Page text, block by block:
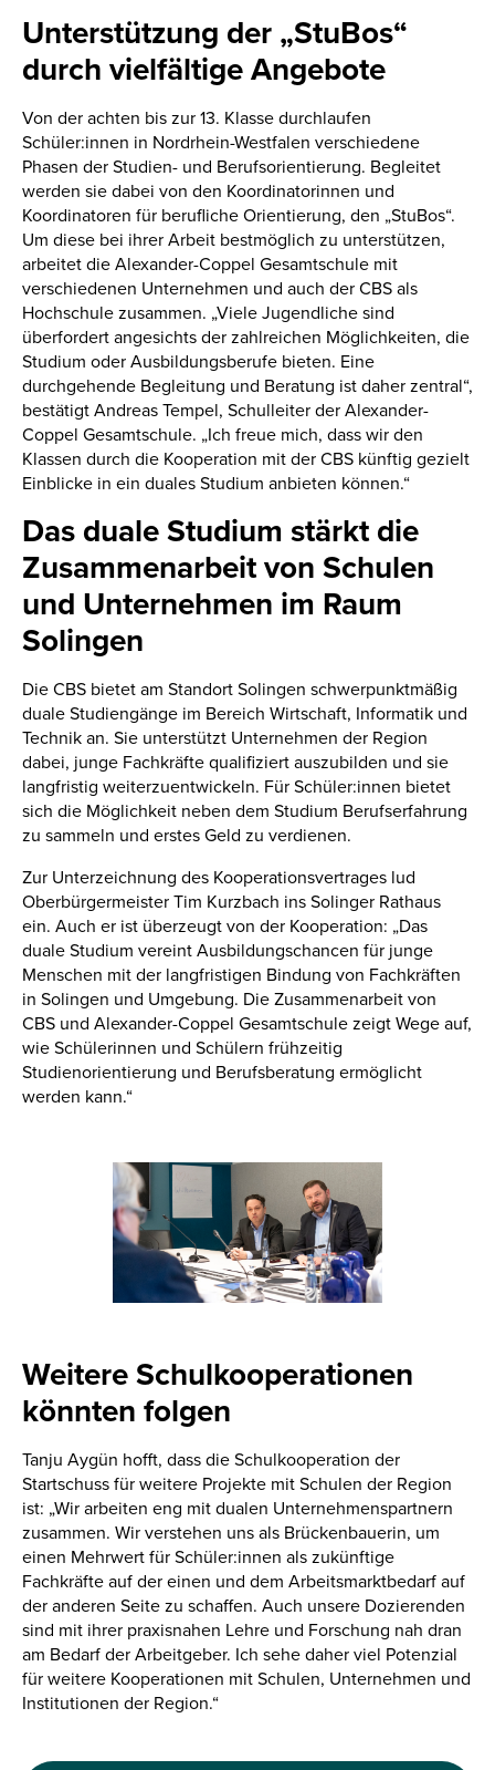
Unterstützung der „StuBos“
durch vielfältige Angebote
Von der achten bis zur 13. Klasse durchlaufen
Schüler:innen in Nordrhein-Westfalen verschiedene
Phasen der Studien- und Berufsorientierung. Begleitet
werden sie dabei von den Koordinatorinnen und
Koordinatoren für berufliche Orientierung, den „StuBos“.
Um diese bei ihrer Arbeit bestmöglich zu unterstützen,
arbeitet die Alexander-Coppel Gesamtschule mit
verschiedenen Unternehmen und auch der CBS als
Hochschule zusammen. „Viele Jugendliche sind
überfordert angesichts der zahlreichen Möglichkeiten, die
Studium oder Ausbildungsberufe bieten. Eine
durchgehende Begleitung und Beratung ist daher zentral“,
bestätigt Andreas Tempel, Schulleiter der Alexander-
Coppel Gesamtschule. „Ich freue mich, dass wir den
Klassen durch die Kooperation mit der CBS künftig gezielt
Einblicke in ein duales Studium anbieten können.“
Das duale Studium stärkt die
Zusammenarbeit von Schulen
und Unternehmen im Raum
Solingen
Die CBS bietet am Standort Solingen schwerpunktmäßig
duale Studiengänge im Bereich Wirtschaft, Informatik und
Technik an. Sie unterstützt Unternehmen der Region
dabei, junge Fachkräfte qualifiziert auszubilden und sie
langfristig weiterzuentwickeln. Für Schüler:innen bietet
sich die Möglichkeit neben dem Studium Berufserfahrung
zu sammeln und erstes Geld zu verdienen.
Zur Unterzeichnung des Kooperationsvertrages lud
Oberbürgermeister Tim Kurzbach ins Solinger Rathaus
ein. Auch er ist überzeugt von der Kooperation: „Das
duale Studium vereint Ausbildungschancen für junge
Menschen mit der langfristigen Bindung von Fachkräften
in Solingen und Umgebung. Die Zusammenarbeit von
CBS und Alexander-Coppel Gesamtschule zeigt Wege auf,
wie Schülerinnen und Schülern frühzeitig
Studienorientierung und Berufsberatung ermöglicht
werden kann.“
Weitere Schulkooperationen
könnten folgen
Tanju Aygün hofft, dass die Schulkooperation der
Startschuss für weitere Projekte mit Schulen der Region
ist: „Wir arbeiten eng mit dualen Unternehmenspartnern
zusammen. Wir verstehen uns als Brückenbauerin, um
einen Mehrwert für Schüler:innen als zukünftige
Fachkräfte auf der einen und dem Arbeitsmarktbedarf auf
der anderen Seite zu schaffen. Auch unsere Dozierenden
sind mit ihrer praxisnahen Lehre und Forschung nah dran
am Bedarf der Arbeitgeber. Ich sehe daher viel Potenzial
für weitere Kooperationen mit Schulen, Unternehmen und
Institutionen der Region.“